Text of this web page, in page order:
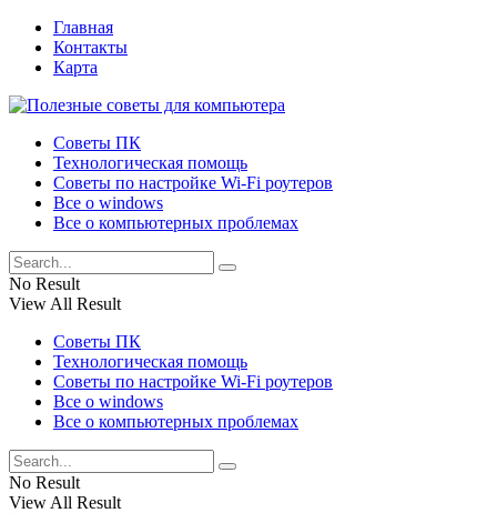
Главная
Контакты
Карта
Советы ПК
Технологическая помощь
Советы по настройке Wi-Fi роутеров
Все о windows
Все о компьютерных проблемах
No Result
View All Result
Советы ПК
Технологическая помощь
Советы по настройке Wi-Fi роутеров
Все о windows
Все о компьютерных проблемах
No Result
View All Result